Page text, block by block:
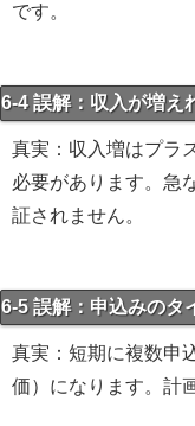
です。
6-4 誤解：収入が増え
真実：収入増はプラ
必要があります。急
証されません。
6-5 誤解：申込みのタ
真実：短期に複数申
価）になります。計